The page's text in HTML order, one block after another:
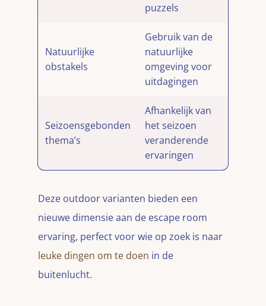
puzzels
Natuurlijke
obstakels
Gebruik van de
natuurlijke
omgeving voor
uitdagingen
Seizoensgebonden
thema’s
Afhankelijk van
het seizoen
veranderende
ervaringen
Deze outdoor varianten bieden een
nieuwe dimensie aan de escape room
ervaring, perfect voor wie op zoek is naar
leuke dingen om te doen in de
buitenlucht.